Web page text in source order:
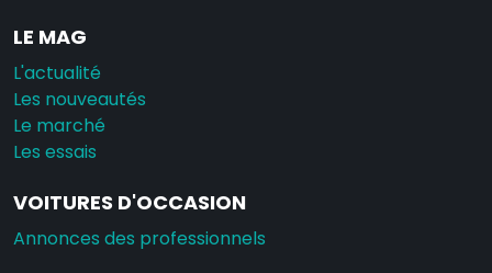
LE MAG
L'actualité
Les nouveautés
Le marché
Les essais
VOITURES D'OCCASION
Annonces des professionnels